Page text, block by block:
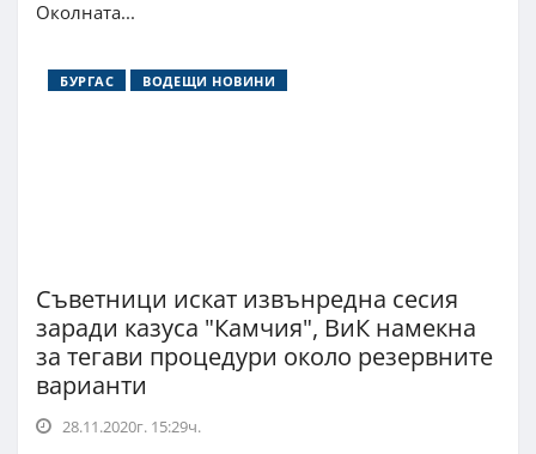
Околната...
БУРГАС ВОДЕЩИ НОВИНИ
Съветници искат извънредна сесия
заради казуса "Камчия", ВиК намекна
за тегави процедури около резервните
варианти
28.11.2020г. 15:29ч.